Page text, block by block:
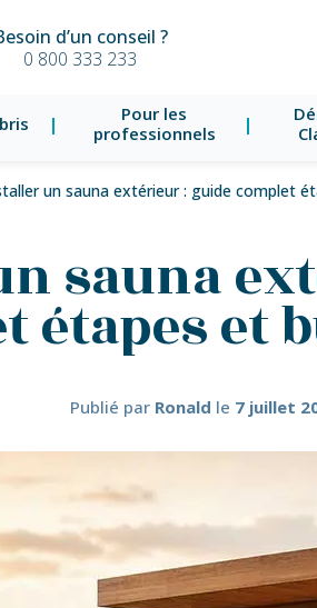
d’un conseil ?
0 800 333 233
Pour les
professionnels
un sauna extérieur : guide complet
sauna
étapes et
Publié par Ronald le 7 juillet